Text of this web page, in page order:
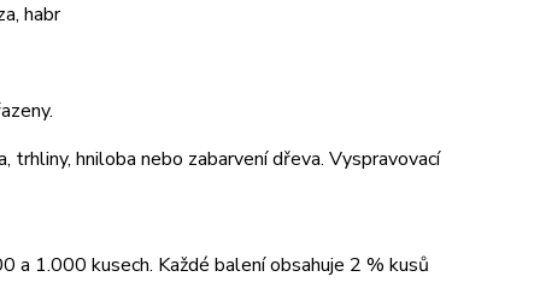
habr
hniloba nebo zabarvení dřeva. Vyspravovací
a 1.000 kusech. Každé balení obsahuje 2 % kusů